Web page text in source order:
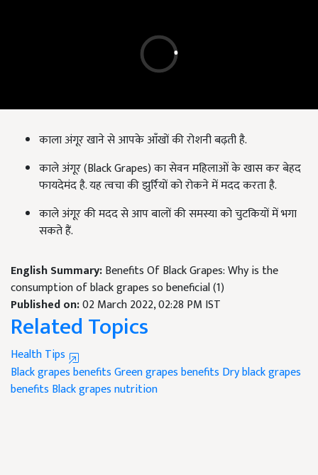
काला अंगूर खाने से आपके आँखों की रोशनी बढ़ती है.
काले अंगूर (Black Grapes) का सेवन महिलाओं के खास कर बेहद
फायदेमंद है. यह त्वचा की झुर्रियों को रोकने में मदद करता है.
काले अंगूर की मदद से आप बालों की समस्या को चुटकियों में भगा
सकते हैं.
English Summary:Benefits Of Black Grapes: Why is the
consumption of black grapes so beneficial (1)
Published on:02 March 2022, 02:28 PM IST
Related Topics
Health Tips
Black grapes benefitsGreen grapes benefits Dry black grapes
benefits Black grapes nutrition